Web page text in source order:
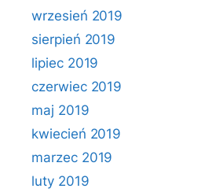
wrzesień 2019
sierpień 2019
lipiec 2019
czerwiec 2019
maj 2019
kwiecień 2019
marzec 2019
luty 2019